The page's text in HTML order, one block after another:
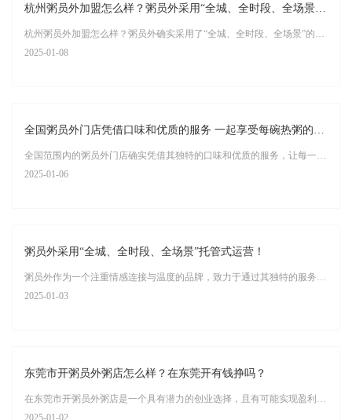
杭州粥员外加盟怎么样？粥员外采用“全城、全时段、全场景”托管式运营
杭州粥员外加盟怎么样？粥员外确实采用了“全城、全时段、全场景”的托管式运营模式，以下是对该运营模式的详细解读：
2025-01-08
全国粥员外门店凭借口味和优质的服务 一起享受每碗热粥的温度
全国范围内的粥员外门店确实凭借其独特的口味和优质的服务，让每一位顾客都能深刻感受到每碗热粥所带来的温度与温情。以下是对这一现象的详细阐述：
2025-01-06
粥员外采用“全城、全时段、全场景”托管式运营！
粥员外作为一个注重情感连接与温度的品牌，致力于通过其独特的服务理念和经营模式，为广大消费者提供不仅仅是食物，更是一种情感的寄托和心灵的慰藉。其“整店输出”策略与“食堂＋外卖”模式的结合，更是将这一品牌理念推向了新的高度。
2025-01-03
东莞市开粥员外粥店怎么样？在东莞开有钱挣吗？
在东莞市开粥员外粥店是一个具有潜力的创业选择，且有可能实现盈利。以下是对该问题的详细分析：
2025-01-02